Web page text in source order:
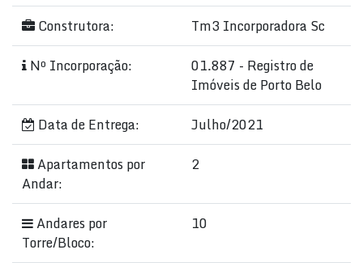
Construtora:
Tm3 Incorporadora Sc
Nº Incorporação:
01.887 - Registro de
Imóveis de Porto Belo
Data de Entrega:
Julho/2021
Apartamentos por
Andar:
2
Andares por
Torre/Bloco:
10